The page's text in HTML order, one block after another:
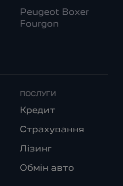
Peugeot Boxer
Fourgon
ПОСЛУГИ
Кредит
Страхування
Лізинг
Обмін авто